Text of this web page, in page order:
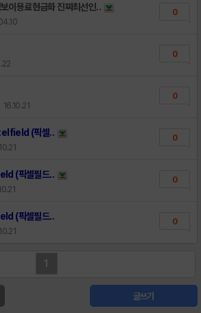
이용료현금화 진짜최선인.. 0
0
| 16.10.21
0
(픽셀.. 0
(픽셀필드.. 0
(픽셀필드.. 0
1
글쓰기